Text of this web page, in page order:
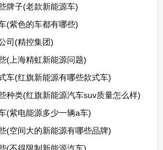
牌子(老款新能源车)
(紫色的车都有哪些)
司(精控集团)
(上海精虹新能源问题)
车(红旗新能源有哪些款式车)
种类(红旗新能源汽车suv质量怎么样)
(紫电能源多少一辆a车)
(空间大的新能源有哪些品牌)